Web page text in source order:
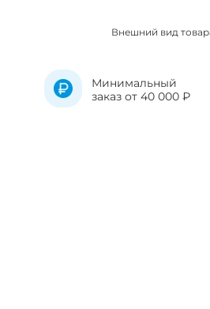
Внешний вид
Минимальный
заказ от 40 000 ₽